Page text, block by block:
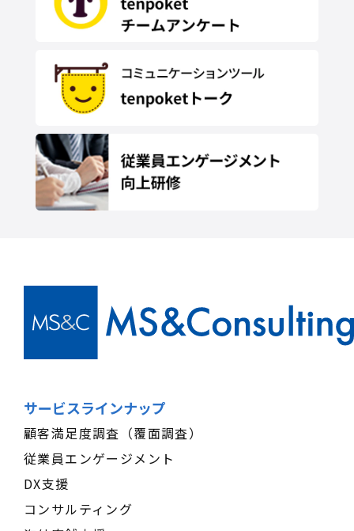
サービスラインナップ
顧客満足度調査（覆面調査）
従業員エンゲージメント
DX支援
コンサルティング